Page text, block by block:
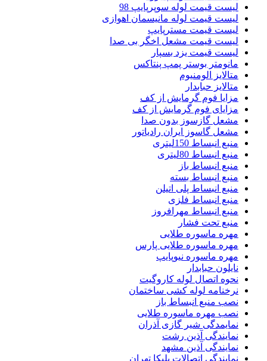
لیست قیمت لوله سوپرپایپ 98
لیست قیمت لوله مانیسمان اهوازی
لیست قیمت مسترپایپ
لیست قیمت مشعل اخگر بی صدا
لیست قیمت یزد بسپار
مانومتر بوستر پمپ پنتاکس
متالایز الومنیوم
متالایز حبابدار
مزایا فوم گرمایش از کف
مزایای فوم گرمایش از کف
مشعل گازسوز بدون صدا
مشعل گاسوز ایران رادیاتور
منبع انبساط 150لیتری
منبع انبساط 80لیتری
منبع انبساط باز
منبع انبساط بسته
منبع انبساط پلی اتیلن
منبع انبساط فلزی
منبع انبساط مهرافروز
منبع تحت فشار
مهره ماسوره طلایی
مهره ماسوره طلایی پارس
مهره ماسوره نیوپایپ
نایلون حبابدار
نحوه اتصال لوله کاروگیت
نرخنامه لوله کشی ساختمان
نصب منبع انبساط باز
نصب مهره ماسوره طلایی
نمایمدگی شیر گازی آذران
نمایندگی آذین رشت
نمایندگی آذین مشهد
نمایندگی اتصالات پلیکا تهران